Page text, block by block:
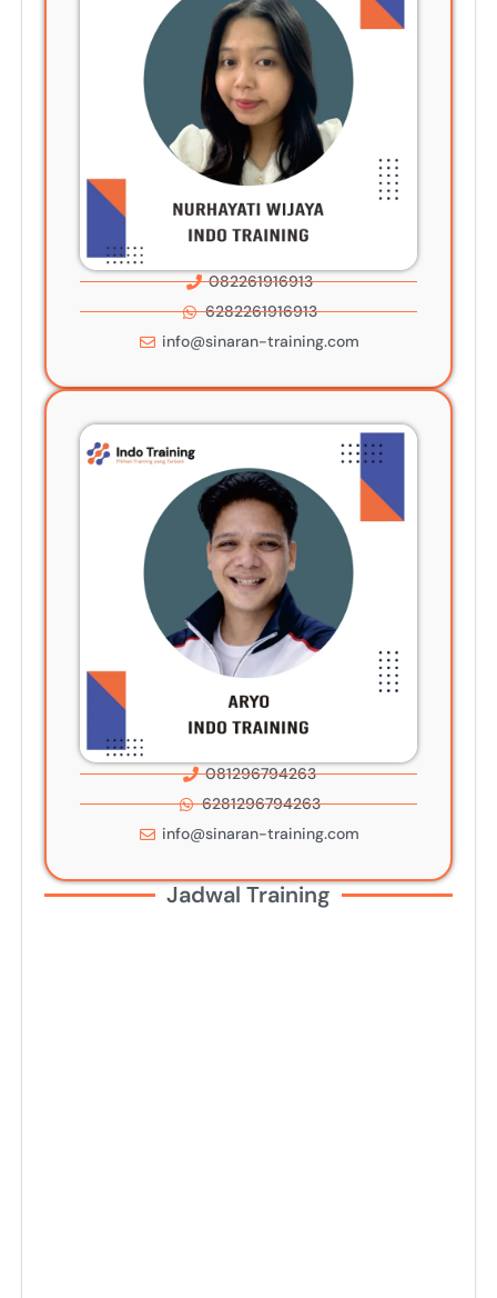
082261916913
6282261916913
info@sinaran-training.com
081296794263
6281296794263
info@sinaran-training.com
Jadwal Training